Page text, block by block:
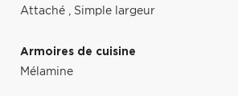
Attaché , Simple largeur
Armoires de cuisine
Mélamine